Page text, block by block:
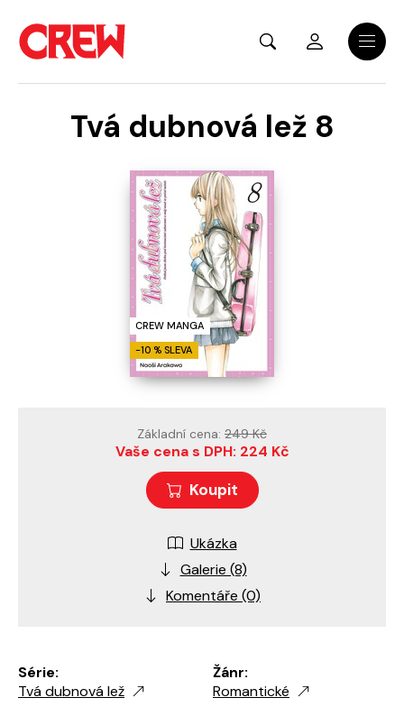
Menu
Tvá dubnová lež 8
CREW MANGA
-10 % SLEVA
Série:
Tvá dubnová lež
Žánr:
Romantické
Základní cena: 249 Kč
Vaše cena s DPH: 224 Kč
Koupit
Ukázka
Galerie (8)
Komentáře (0)